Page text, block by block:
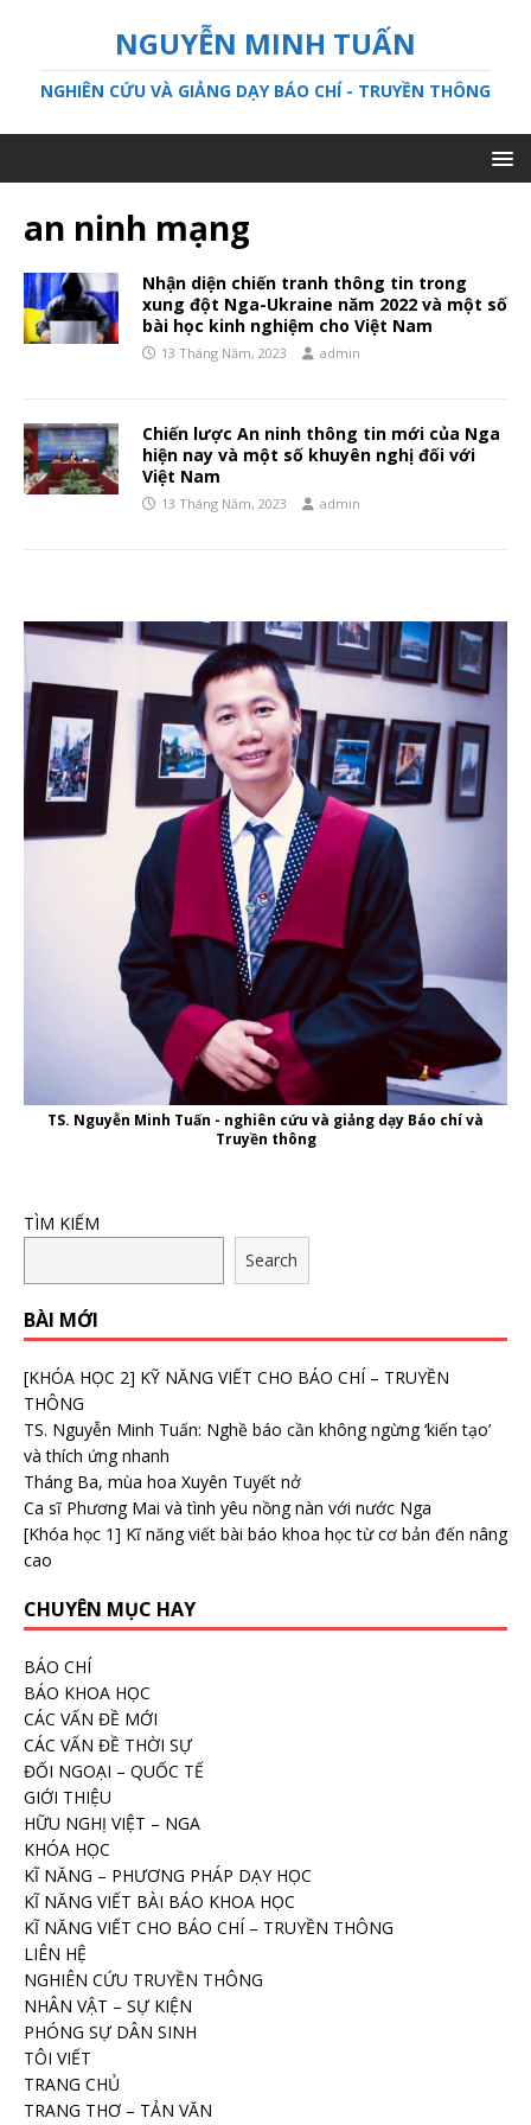
NGUYỄN MINH TUẤN
NGHIÊN CỨU VÀ GIẢNG DẠY BÁO CHÍ - TRUYỀN THÔNG
an ninh mạng
Nhận diện chiến tranh thông tin trong
xung đột Nga-Ukraine năm 2022 và một số
bài học kinh nghiệm cho Việt Nam
13 Tháng Năm, 2023 admin
Chiến lược An ninh thông tin mới của Nga
hiện nay và một số khuyên nghị đối với
Việt Nam
13 Tháng Năm, 2023 admin
TS. Nguyễn Minh Tuấn - nghiên cứu và giảng dạy Báo chí và
Truyền thông
TÌM KIẾM
Search
BÀI MỚI
[KHÓA HỌC 2] KỸ NĂNG VIẾT CHO BÁO CHÍ – TRUYỀN
THÔNG
TS. Nguyễn Minh Tuấn: Nghề báo cần không ngừng ‘kiến tạo’
và thích ứng nhanh
Tháng Ba, mùa hoa Xuyên Tuyết nở
Ca sĩ Phương Mai và tình yêu nồng nàn với nước Nga
[Khóa học 1] Kĩ năng viết bài báo khoa học từ cơ bản đến nâng
cao
CHUYÊN MỤC HAY
BÁO CHÍ
BÁO KHOA HỌC
CÁC VẤN ĐỀ MỚI
CÁC VẤN ĐỀ THỜI SỰ
ĐỐI NGOẠI – QUỐC TẾ
GIỚI THIỆU
HỮU NGHỊ VIỆT – NGA
KHÓA HỌC
KĨ NĂNG – PHƯƠNG PHÁP DẠY HỌC
KĨ NĂNG VIẾT BÀI BÁO KHOA HỌC
KĨ NĂNG VIẾT CHO BÁO CHÍ – TRUYỀN THÔNG
LIÊN HỆ
NGHIÊN CỨU TRUYỀN THÔNG
NHÂN VẬT – SỰ KIỆN
PHÓNG SỰ DÂN SINH
TÔI VIẾT
TRANG CHỦ
TRANG THƠ – TẢN VĂN